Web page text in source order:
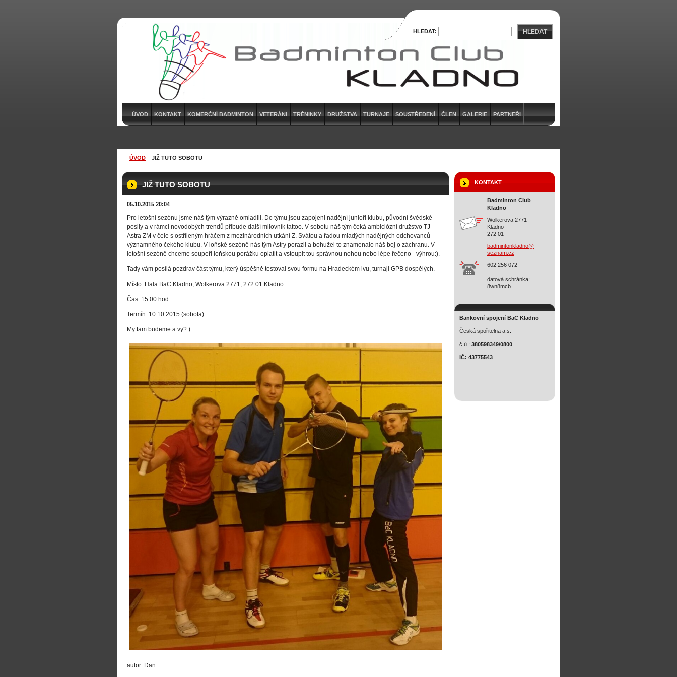
ÚVOD KONTAKT KOMERČNÍ BADMINTON VETERÁNI TRÉNINKY DRUŽSTVA TURNAJE SOUSTŘEDENÍ ČLEN GALERIE PARTNEŘI
ÚVOD JIŽ TUTO SOBOTU
JIŽ TUTO SOBOTU
05.10.2015 20:04
Pro letošní sezónu jsme náš tým výrazně omladili. Do týmu jsou zapojeni nadějní junioři klubu, původní švédské
posily a v rámci novodobých trendů přibude další milovník tattoo. V sobotu náš tým čeká ambiciózní družstvo TJ
Astra ZM v čele s ostříleným hráčem z mezinárodních utkání Z. Svátou a řadou mladých nadějných odchovanců
významného čekého klubu. V loňské sezóně nás tým Astry porazil a bohužel to znamenalo náš boj o záchranu. V
letošní sezóně chceme soupeři loňskou porážku oplatit a vstoupit tou správnou nohou nebo lépe řečeno - výhrou:).
Tady vám posílá pozdrav část týmu, který úspěšně testoval svou formu na Hradeckém lvu, turnaji GPB dospělých.
Místo: Hala BaC Kladno, Wolkerova 2771, 272 01 Kladno
Čas: 15:00 hod
Termín: 10.10.2015 (sobota)
My tam budeme a vy?:)
autor: Dan
KONTAKT
Badminton Club
Kladno
Wolkerova 2771
Kladno
272 01
badmintonkladno@
seznam.cz
602 256 072
datová schránka:
8wn8mcb
Bankovní spojení BaC Kladno
Česká spořitelna a.s.
č.ú.: 380598349/0800
IČ: 43775543
HLEDAT: HLEDAT